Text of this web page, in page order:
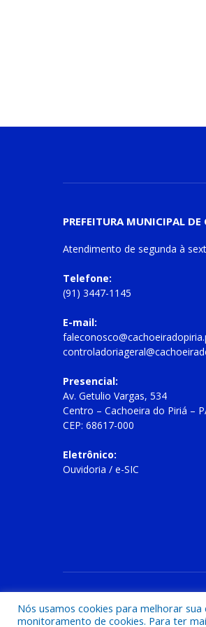
PREFEITURA MUNICIPAL
Atendimento de segunda à
Telefone:
(91) 3447-1145
E-mail:
Presencial:
Av. Getulio Vargas, 534
Centro – Cachoeira do Piriá –
CEP: 68617-000
Eletrônico:
Ouvidoria / e-SIC
Nós usamos cookies para melhorar
monitoramento de cookies. Para ter